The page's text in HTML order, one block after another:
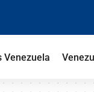
Venezuela